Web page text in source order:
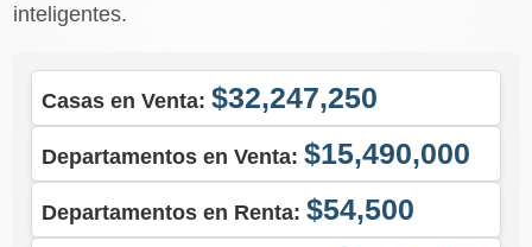
inteligentes.
Casas en Venta: $32,247,250
Departamentos en Venta: $15,490,000
Departamentos en Renta: $54,500